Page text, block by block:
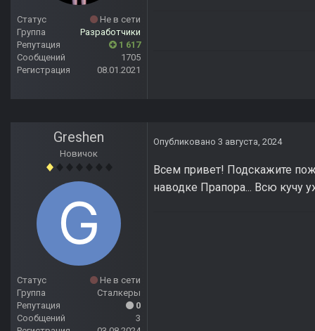
Статус
Не в сети
Группа
Разработчики
Репутация
1 617
Сообщений
1705
Регистрация
08.01.2021
Greshen
Новичок
Статус
Не в сети
Группа
Сталкеры
Репутация
0
Сообщений
3
Опубликовано 3 августа, 2024
Всем привет! Подскажите
наводке Прапора... Всю кучу